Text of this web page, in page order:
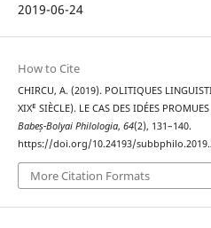
2019-06-24
How to Cite
CHIRCU, A. (2019). POLITIQUES
XIXᴱ SIÈCLE). LE CAS DES IDÉES
Babeș-Bolyai Philologia, 64(2), 131–140.
https://doi.org/10.24193/
More Citation Formats